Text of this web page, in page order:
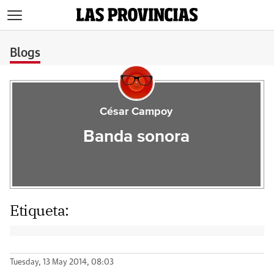
Blogs
César Campoy
Banda sonora
Etiqueta:
Tuesday, 13 May 2014, 08:03